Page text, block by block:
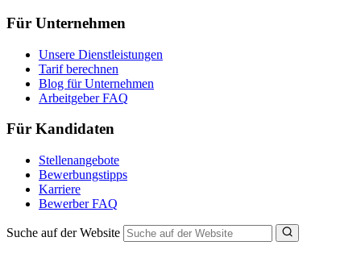
Für Unternehmen
Unsere Dienstleistungen
Tarif berechnen
Blog für Unternehmen
Arbeitgeber FAQ
Für Kandidaten
Stellenangebote
Bewerbungstipps
Karriere
Bewerber FAQ
Suche auf der Website